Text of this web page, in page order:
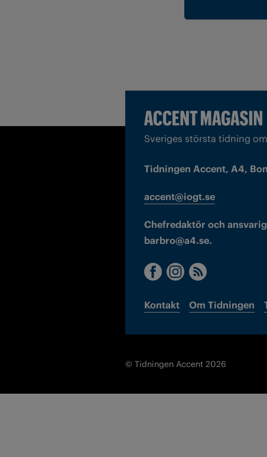
Sveriges största tidning
Tidningen Accent, A4,
accent@iogt.se
Chefredaktör och
barbro@a4.se.
Kontakt Om Tidningen
© Tidningen Accent 2026